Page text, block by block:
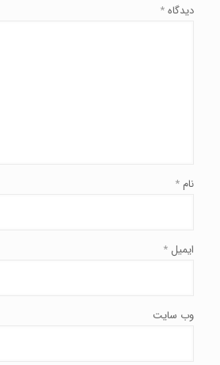
دیدگاه*
نام *
ایمیل *
وب‌ سایت